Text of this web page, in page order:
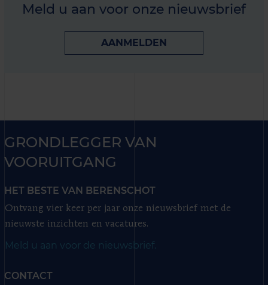
Meld u aan voor onze nieuwsbrief
AANMELDEN
GRONDLEGGER VAN
VOORUITGANG
HET BESTE VAN BERENSCHOT
Ontvang vier keer per jaar onze nieuwsbrief met de
nieuwste inzichten en vacatures.
Meld u aan voor de nieuwsbrief.
CONTACT